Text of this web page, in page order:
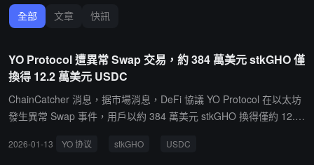
全部 文章 快訊
YO Protocol 遭異常 Swap 交易，約 384 萬美元 stkGHO 僅
換得 12.2 萬美元 USDC
ChainCatcher 消息，据市場消息，DeFi 協議 YO Protocol 在以太坊
發生異常 Swap 事件，用戶以約 384 萬美元 stkGHO 換得僅約 12.2
估輸出數值錯誤，導致滑點保護形同失效；2）交易路徑設置異常，
2026-01-13 YO 协议 stkGHO USDC